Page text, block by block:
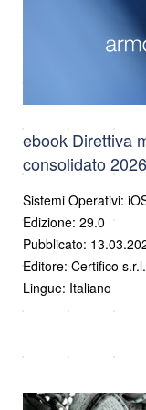
ebook Direttiva
consolidato 2026
Sistemi Operativi:
Edizione: 29.0
Pubblicato:
Editore: Certifico s.r.l.
Lingue: Italiano